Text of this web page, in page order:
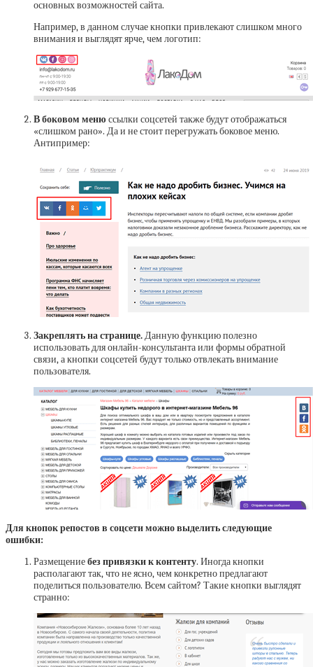
основных возможностей сайта.
Например, в данном случае кнопки привлекают слишком много
внимания и выглядят ярче, чем логотип:
В боковом менюссылки соцсетей также будут отображаться
«слишком рано». Да и не стоит перегружать боковое меню.
Антипример:
Закреплять на странице.Данную функцию полезно
использовать для онлайн-консультанта или формы обратной
связи, а кнопки соцсетей будут только отвлекать внимание
пользователя.
Для кнопок репостов в соцсети можно выделить следующие
ошибки:
Размещениебез привязки к контенту. Иногда кнопки
располагают так, что не ясно, чем конкретно предлагают
поделиться пользователю. Всем сайтом? Такие кнопки выглядят
странно: